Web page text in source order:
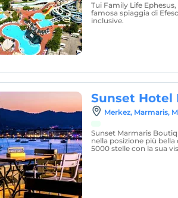
Tui Family Life
famosa spiaggia di
inclusive.
Sunset Hotel
Merkez, Marmaris,
Sunset Marmaris
nella posizione più
5000 stelle con la sua